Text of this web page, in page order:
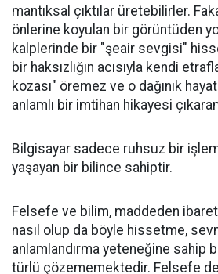
mantıksal çıktılar üretebilirler.
önlerine koyulan bir görüntüden
kalplerinde bir "şeair sevgisi"
bir haksızlığın acısıyla kendi
kozası" öremez ve o dağınık
anlamlı bir imtihan hikayesi
​Bilgisayar sadece ruhsuz bir
yaşayan bir bilince sahiptir.
Felsefe ve bilim, maddeden
nasıl olup da böyle hissetme,
anlamlandırma yeteneğine sahip
türlü çözememektedir. Felsefe